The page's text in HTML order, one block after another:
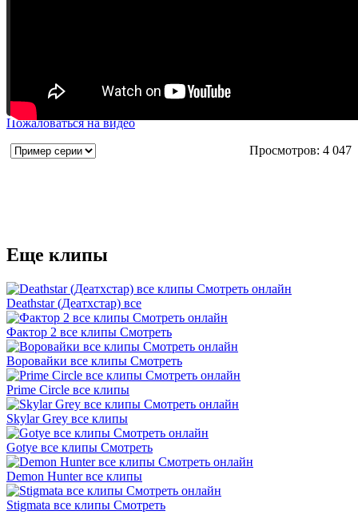
Пожаловаться на видео
Просмотров: 4 047
Еще клипы
Deathstar (Деатхстар) все
Фактор 2 все клипы Смотреть
Воровайки все клипы Смотреть
Prime Circle все клипы
Skylar Grey все клипы
Gotye все клипы Смотреть
Demon Hunter все клипы
Stigmata все клипы Смотреть